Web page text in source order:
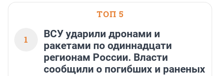
ТОП 5
1
ВСУ ударили дронами и
ракетами по одиннадцати
регионам России. Власти
сообщили о погибших и раненых